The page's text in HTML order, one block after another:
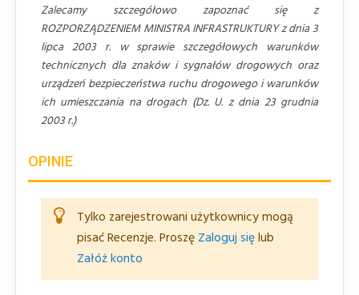
Zalecamy szczegółowo zapoznać się z
ROZPORZĄDZENIEM MINISTRA INFRASTRUKTURY z dnia 3
lipca 2003 r. w sprawie szczegółowych warunków
technicznych dla znaków i sygnałów drogowych oraz
urządzeń bezpieczeństwa ruchu drogowego i warunków
ich umieszczania na drogach (Dz. U. z dnia 23 grudnia
2003 r.)
OPINIE
Tylko zarejestrowani użytkownicy mogą
pisać Recenzje. Proszę Zaloguj sięlub
Załóż konto